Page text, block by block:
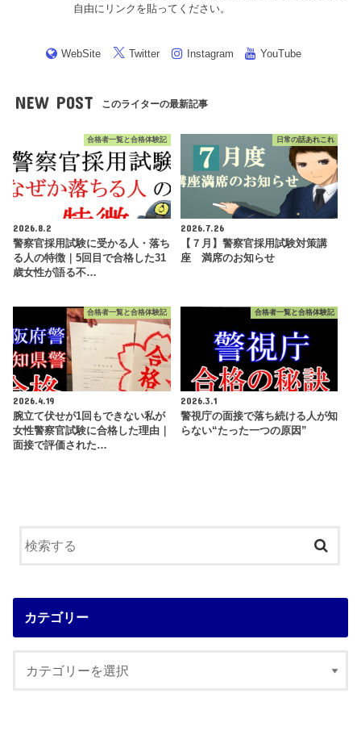
自由にリンクを貼ってください。
WebSite Twitter Instagram YouTube
NEW POST このライターの最新記事
合格者一覧と合格体験記
2026.8.2
警察官採用試験に受かる人・落ち
る人の特徴｜5回目で合格した31
歳女性が語る不…
日常の話あれこれ
2026.7.26
【７月】警察官採用試験対策講
座 満席のお知らせ
合格者一覧と合格体験記
2026.4.19
腕立て伏せが1回もできない私が
女性警察官試験に合格した理由｜
面接で評価された…
合格者一覧と合格体験記
2026.3.1
警視庁の面接で落ち続ける人が知
らない“たった一つの原因”
カテゴリー